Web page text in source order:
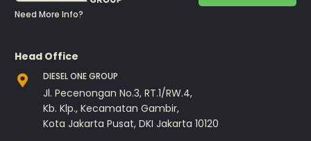
Need More Info?
Head Office
DIESEL ONE GROUP
Jl. Pecenongan No.3, RT.1/RW.4,
Kb. Klp., Kecamatan Gambir,
Kota Jakarta Pusat, DKI Jakarta 10120